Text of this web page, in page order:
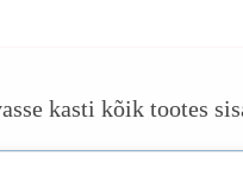
kasti kõik tootes